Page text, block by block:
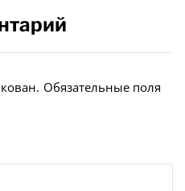
Обязательные поля